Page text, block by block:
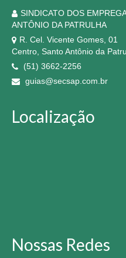
SINDICATO DOS
ANTÔNIO DA PATRULHA
R. Cel. Vicente Gomes, 01
Centro, Santo Antônio da
(51) 3662-2256
guias@secsap.com.br
Localização
Nossas Redes